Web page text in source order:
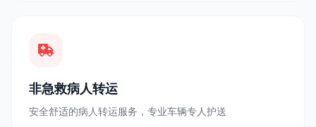
非急救病人转运
安全舒适的病人转运服务，专业车辆专人护送